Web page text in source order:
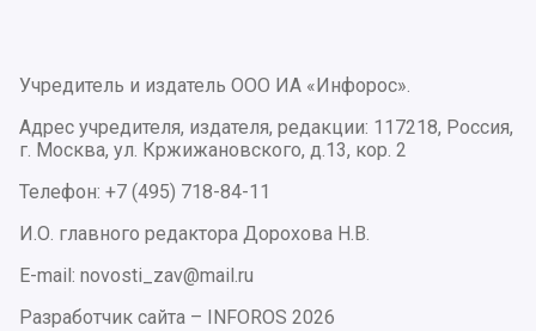
Учредитель и издатель ООО ИА «Инфорос».
Адрес учредителя, издателя, редакции: 117218, Россия,
г. Москва, ул. Кржижановского, д.13, кор. 2
Телефон: +7 (495) 718-84-11
И.О. главного редактора Дорохова Н.В.
E-mail: novosti_zav@mail.ru
Разработчик сайта –
INFOROS 2026